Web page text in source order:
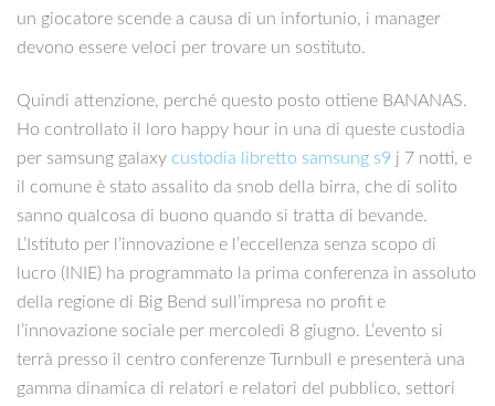
un giocatore scende a causa di un infortunio, i manager
devono essere veloci per trovare un sostituto.
Quindi attenzione, perché questo posto ottiene BANANAS.
Ho controllato il loro happy hour in una di queste custodia
per samsung galaxy custodia libretto samsung s9 j 7 notti, e
il comune è stato assalito da snob della birra, che di solito
sanno qualcosa di buono quando si tratta di bevande.
L’Istituto per l’innovazione e l’eccellenza senza scopo di
lucro (INIE) ha programmato la prima conferenza in assoluto
della regione di Big Bend sull’impresa no profit e
l’innovazione sociale per mercoledì 8 giugno. L’evento si
terrà presso il centro conferenze Turnbull e presenterà una
gamma dinamica di relatori e relatori del pubblico, settori